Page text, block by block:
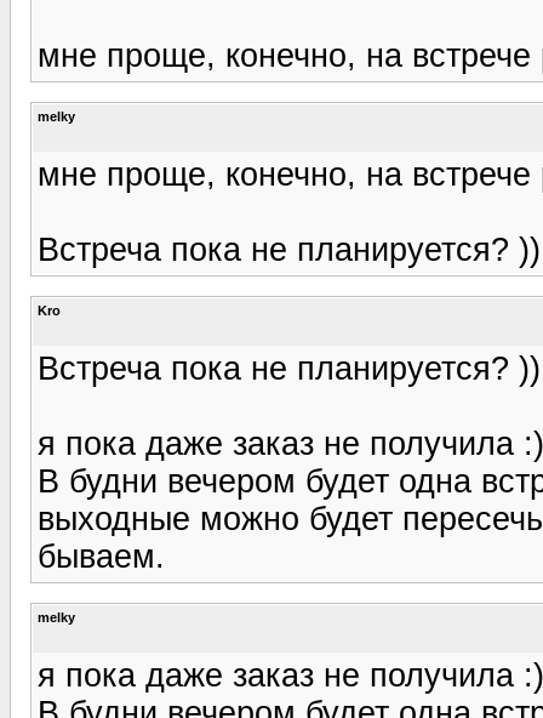
мне проще, конечно, на
melky
мне проще, конечно, на
Встреча пока не планируется?
Kro
Встреча пока не планируется?
я пока даже заказ не получила :)
В будни вечером будет одна
выходные можно будет
бываем.
melky
я пока даже заказ не получила :)